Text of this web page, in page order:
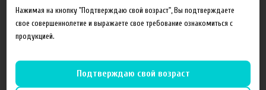
Характеристики Отзывы
Нажимая на кнопку "Подтверждаю свой возраст", Вы подтверждаете
свое совершеннолетие и выражаете свое требование ознакомиться с
продукцией.
Подтверждаю свой возраст